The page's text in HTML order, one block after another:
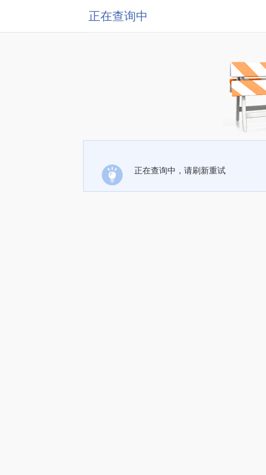
正在查询中
正在查询中，请刷新重试